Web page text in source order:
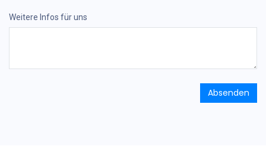
Weitere Infos für uns
Absenden